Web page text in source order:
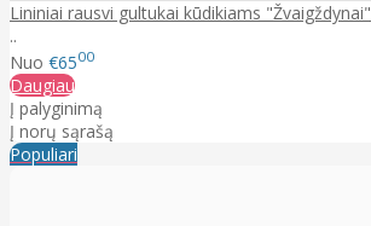
Lininiai rausvi gultukai kūdikiams "Žvaigždynai"
..
Nuo €6500
Daugiau
Į palyginimą
Į norų sąrašą
Populiari